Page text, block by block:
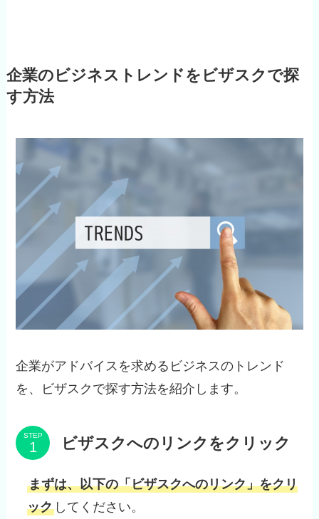
企業のビジネストレンドをビザスクで探
す方法
企業がアドバイスを求めるビジネスのトレンド
を、ビザスクで探す方法を紹介します。
STEP ビザスクへのリンクをクリック
まずは、以下の「ビザスクへのリンク」をクリ
ック してください。